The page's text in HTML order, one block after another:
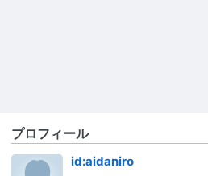
プロフィール
id:aidaniro